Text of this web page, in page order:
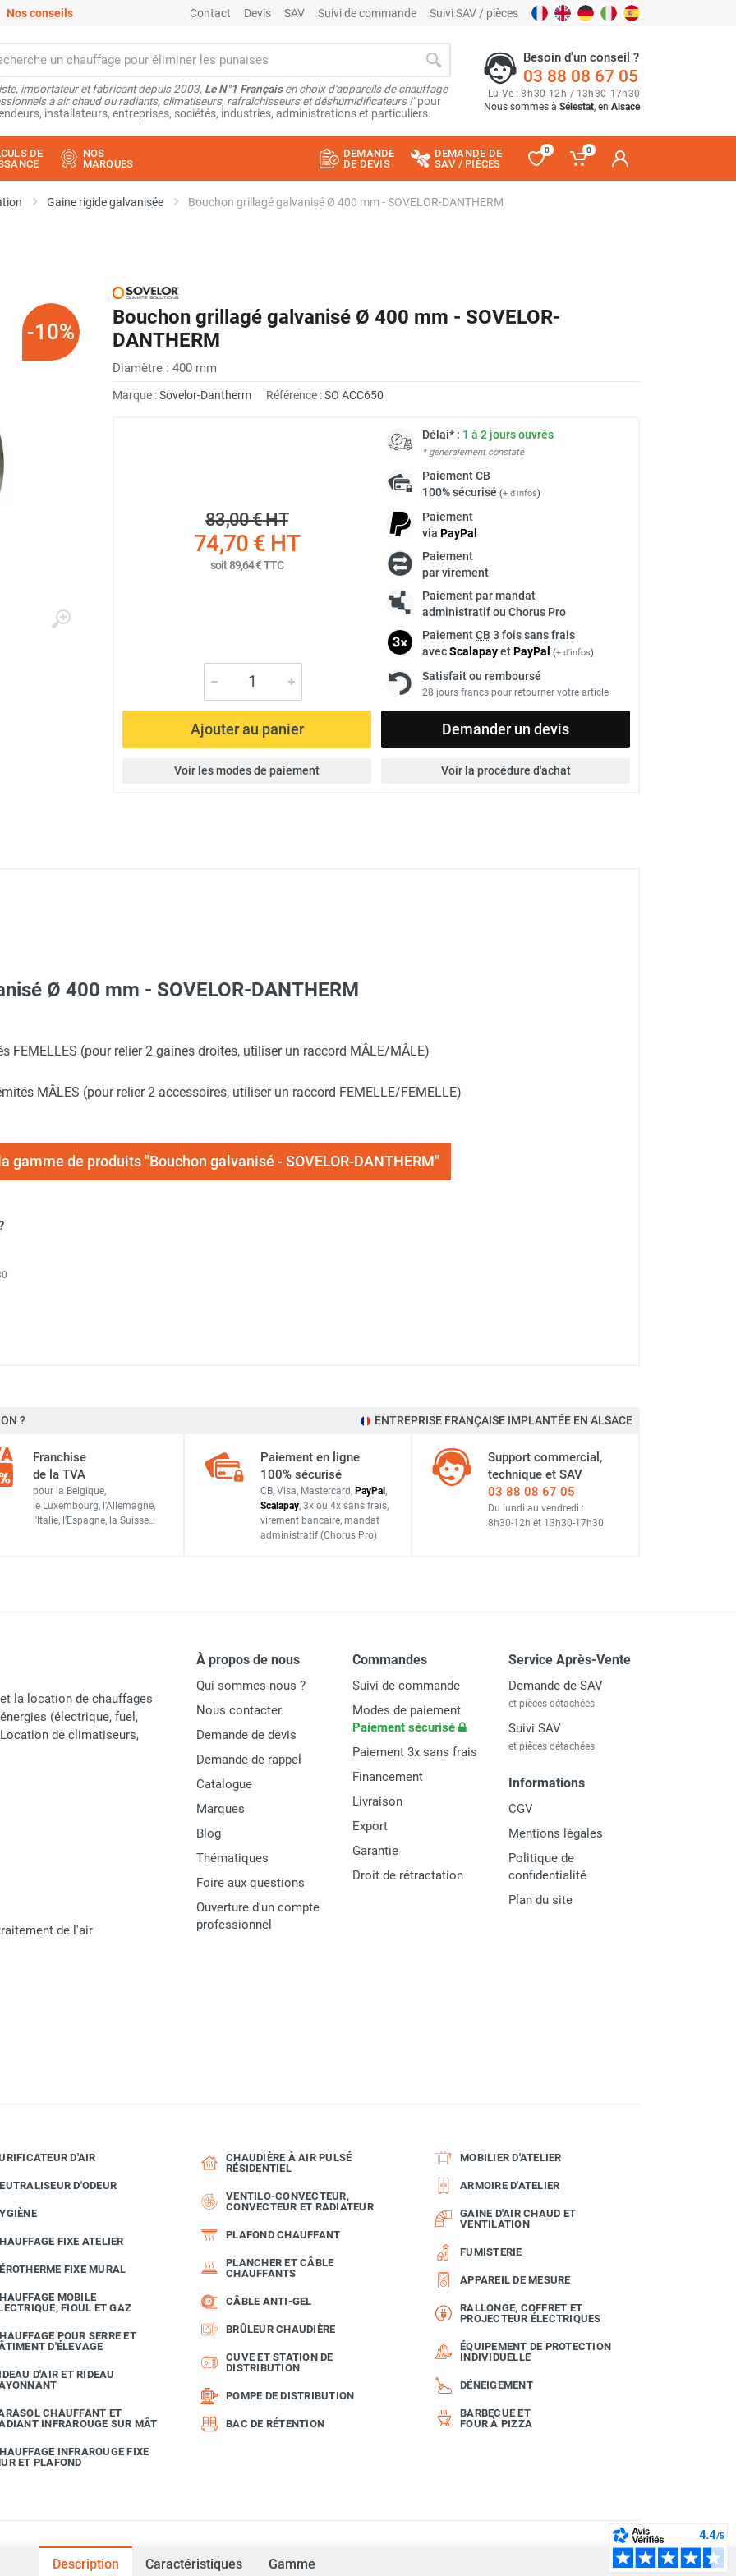
Nos conseils Contact Devis SAV Suivi de commande Suivi SAV / pièces
importateur et fabricant depuis 2003, Le N°1 Françaisen choix d'appareils de chauffage
à air chaud ou radiants, climatiseurs, rafraîchisseurs et déshumidificateurs !"pour
installateurs, entreprises, sociétés, industries, administrations et particuliers.
Besoin d'un conseil ?
03 88 08 67 05
Lu-Ve : 8h30-12h / 13h30-17h30
Nous sommes à Sélestat, en Alsace
DE
NOS
MARQUES
DEMANDE
DE DEVIS
DEMANDE DE
SAV / PIÈCES
0 0
Gaine rigide galvanisée Bouchon grillagé galvanisé Ø 400 mm - SOVELOR-DANTHERM
-10%
Bouchon grillagé galvanisé Ø 400 mm - SOVELOR-
DANTHERM
Diamètre : 400 mm
Marque :Sovelor-Dantherm Référence :SO ACC650
83,00 €HT
74,70 € HT
soit89,64 €TTC
Délai* : 1 à 2 jours ouvrés
* généralement constaté
PaiementCB
100% sécurisé (+ d'infos)
Paiement
via PayPal
Paiement
par virement
Paiement par mandat
administratif ou Chorus Pro
PaiementCB 3 fois sans frais
avecScalapayetPayPal (+ d'infos)
Satisfait ou remboursé
28 jours francs pour retourner votre article
Ajouter au panier Demander un devis
Voir les modes de paiement Voir la procédure d'achat
Description Caractéristiques Gamme
Ø 400 mm - SOVELOR-DANTHERM
FEMELLES (pour relier 2 gaines droites, utiliser un raccord MÂLE/MÂLE)
MÂLES (pour relier 2 accessoires, utiliser un raccord FEMELLE/FEMELLE)
gamme de produits "Bouchon galvanisé - SOVELOR-DANTHERM"
Sovelor-Dantherm
ACC650
mm - SOVELOR-DANTHERM
mm - SOVELOR-DANTHERM
? ENTREPRISE FRANÇAISE IMPLANTÉE EN ALSACE
Franchise
de la TVA
pour la Belgique,
le Luxembourg, l'Allemagne,
l'Italie, l'Espagne, la Suisse…
Paiement en ligne
100% sécurisé
CB, Visa, Mastercard, PayPal ,
Scalapay, 3x ou 4x sans frais,
virement bancaire, mandat
administratif (Chorus Pro)
Support commercial,
technique et SAV
03 88 08 67 05
Du lundi au vendredi :
8h30-12h et 13h30-17h30
la location de chauffages
(électrique, fuel,
de climatiseurs,
de l'air
À propos de nous
Qui sommes-nous ?
Nous contacter
Demande de devis
Demande de rappel
Catalogue
Marques
Blog
Thématiques
Foire aux questions
Ouverture d'un compte
professionnel
Commandes
Suivi de commande
Modes de paiement
Paiement sécurisé
Paiement 3x sans frais
Financement
Livraison
Export
Garantie
Droit de rétractation
Service Après-Vente
Demande de SAV
et pièces détachées
Suivi SAV
et pièces détachées
Informations
CGV
Mentions légales
Politique de
confidentialité
Plan du site
D'AIR
D'ODEUR
FIXE ATELIER
FIXE MURAL
MOBILE
FIOUL ET GAZ
POUR SERRE ET
D'ÉLEVAGE
D'AIR ET RIDEAU
CHAUFFANT ET
INFRAROUGE SUR MÂT
INFRAROUGE FIXE
ET PLAFOND
CHAUDIÈRE À AIR PULSÉ
RÉSIDENTIEL
VENTILO-CONVECTEUR,
CONVECTEUR ET RADIATEUR
PLAFOND CHAUFFANT
PLANCHER ET CÂBLE
CHAUFFANTS
CÂBLE ANTI-GEL
BRÛLEUR CHAUDIÈRE
CUVE ET STATION DE
DISTRIBUTION
POMPE DE DISTRIBUTION
BAC DE RÉTENTION
MOBILIER D'ATELIER
ARMOIRE D'ATELIER
GAINE D'AIR CHAUD ET
VENTILATION
FUMISTERIE
APPAREIL DE MESURE
RALLONGE, COFFRET ET
PROJECTEUR ÉLECTRIQUES
ÉQUIPEMENT DE PROTECTION
INDIVIDUELLE
DÉNEIGEMENT
BARBECUE ET
FOUR À PIZZA